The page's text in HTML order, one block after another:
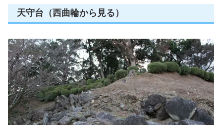
天守台（西曲輪から見る）